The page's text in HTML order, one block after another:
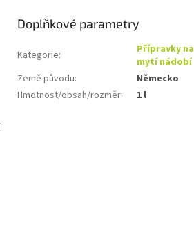
Doplňkové parametry
Kategorie:
Přípravky na
mytí nádobí
Země původu:
Německo
Hmotnost/obsah/rozměr: 1 l